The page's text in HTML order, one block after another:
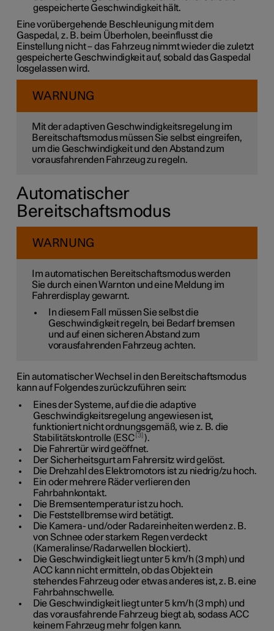
gespeicherte Geschwindigkeit hält.
Eine vorübergehende Beschleunigung mit dem
Gaspedal, z. B. beim Überholen, beeinflusst die
Einstellung nicht – das Fahrzeug nimmt wieder die zuletzt
gespeicherte Geschwindigkeit auf, sobald das Gaspedal
losgelassen wird.
WARNUNG
Mit der adaptiven Geschwindigkeitsregelung im
Bereitschaftsmodus müssen Sie selbst eingreifen,
um die Geschwindigkeit und den Abstand zum
vorausfahrenden Fahrzeug zu regeln.
Automatischer
Bereitschaftsmodus
WARNUNG
Im automatischen Bereitschaftsmodus werden
Sie durch einen Warnton und eine Meldung im
Fahrerdisplay gewarnt.
In diesem Fall müssen Sie selbst die
Geschwindigkeit regeln, bei Bedarf bremsen
und auf einen sicheren Abstand zum
vorausfahrenden Fahrzeug achten.
Ein automatischer Wechsel in den Bereitschaftsmodus
kann auf Folgendes zurückzuführen sein:
Eines der Systeme, auf die die adaptive
Geschwindigkeitsregelung angewiesen ist,
funktioniert nicht ordnungsgemäß, wie z. B. die
Stabilitätskontrolle (ESC 3 ).
Die Fahrertür wird geöffnet.
Der Sicherheitsgurt am Fahrersitz wird gelöst.
Die Drehzahl des Elektromotors ist zu niedrig/zu hoch.
Ein oder mehrere Räder verlieren den
Fahrbahnkontakt.
Die Bremsentemperatur ist zu hoch.
Die Feststellbremse wird betätigt.
Die Kamera- und/oder Radareinheiten werden z. B.
von Schnee oder starkem Regen verdeckt
(Kameralinse/Radarwellen blockiert).
Die Geschwindigkeit liegt unter5 km/h (3 mph) und
ACC kann nicht ermitteln, ob das Objekt ein
stehendes Fahrzeug oder etwas anderes ist, z. B. eine
Fahrbahnschwelle.
Die Geschwindigkeit liegt unter5 km/h (3 mph) und
das vorausfahrende Fahrzeug biegt ab, sodass ACC
keinem Fahrzeug mehr folgen kann.